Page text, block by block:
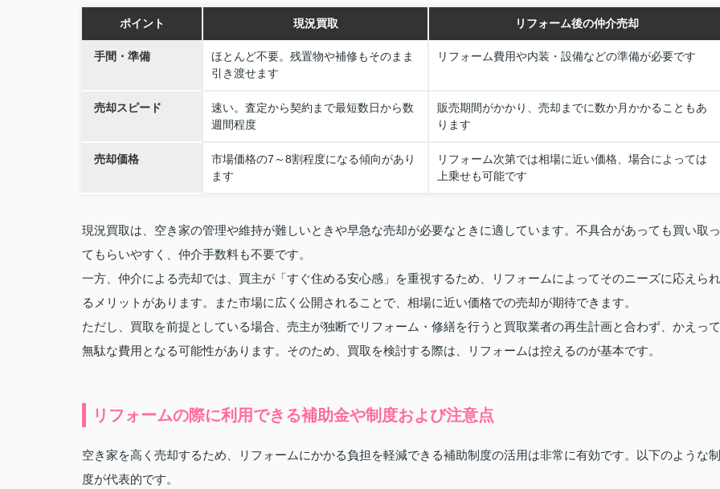
ポイント 現況買取 リフォーム後の仲介売却
手間・準備
ほとんど不要。残置物や補修もそのまま
引き渡せます
リフォーム費用や内装・設備などの準備が必要です
売却スピード
速い。査定から契約まで最短数日から数
週間程度
販売期間がかかり、売却までに数か月かかることもあ
ります
売却価格
市場価格の7～8割程度になる傾向があり
ます
リフォーム次第では相場に近い価格、場合によっては
上乗せも可能です
現況買取は、空き家の管理や維持が難しいときや早急な売却が必要なときに適しています。不具合があっても買い取っ
てもらいやすく、仲介手数料も不要です。
一方、仲介による売却では、買主が「すぐ住める安心感」を重視するため、リフォームによってそのニーズに応えられ
るメリットがあります。また市場に広く公開されることで、相場に近い価格での売却が期待できます。
ただし、買取を前提としている場合、売主が独断でリフォーム・修繕を行うと買取業者の再生計画と合わず、かえって
無駄な費用となる可能性があります。そのため、買取を検討する際は、リフォームは控えるのが基本です。
リフォームの際に利用できる補助金や制度および注意点
空き家を高く売却するため、リフォームにかかる負担を軽減できる補助制度の活用は非常に有効です。以下のような制
度が代表的です。